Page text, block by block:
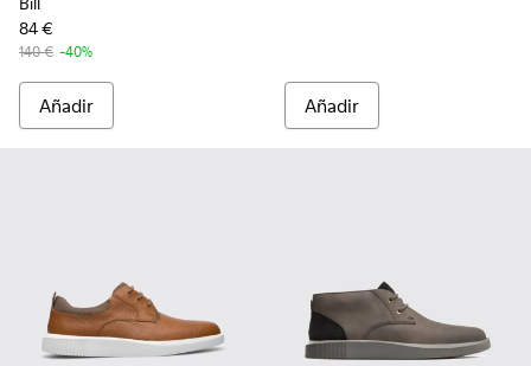
84 €
140 € -40%
Añadir Añadir